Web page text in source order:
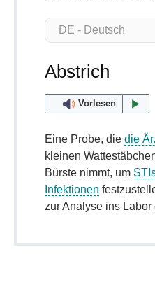
Abstrich
Vorlesen
Eine Probe, die die
kleinen
Bürste nimmt, um
Infektionen
zur Analyse ins Labor